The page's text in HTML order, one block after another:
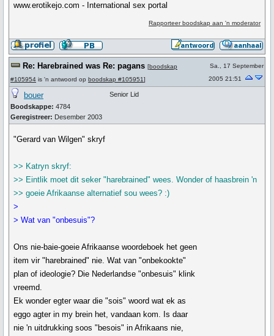
www.erotikejo.com - International sex portal
Rapporteer boodskap aan 'n moderator
Re: Harebrained was Re: pagans [boodskap
#105954 is 'n antwoord op boodskap #105951]
Sa., 17 September
2005 21:51
bouer
Boodskappe: 4784
Geregistreer: Desember 2003
Senior Lid
"Gerard van Wilgen" skryf
>> Katryn skryf:
>> Eintlik moet dit seker "harebrained" wees. Wonder of haasbrein 'n
>> goeie Afrikaanse alternatief sou wees? :)
>
> Wat van "onbesuis"?
Ons nie-baie-goeie Afrikaanse woordeboek het geen
item vir "harebrained" nie. Wat van "onbekookte"
plan of ideologie? Die Nederlandse "onbesuis" klink
vreemd.
Ek wonder egter waar die "sois" woord wat ek as
eggo agter in my brein het, vandaan kom. Is daar
nie 'n uitdrukking soos "besois" in Afrikaans nie,